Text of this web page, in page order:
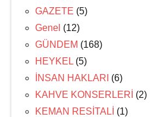
GAZETE (5)
Genel (12)
GÜNDEM (168)
HEYKEL (5)
İNSAN HAKLARI (6)
KAHVE KONSERLERİ (2)
KEMAN RESİTALİ (1)